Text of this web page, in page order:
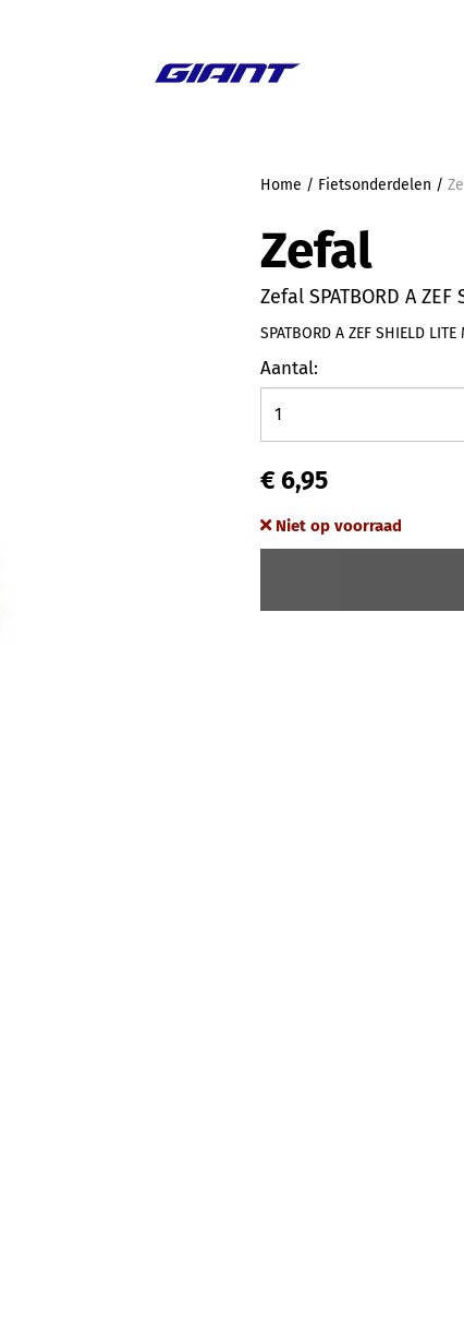
Home / Fietsonderdelen /
Zefal
Zefal SPATBORD A ZEF
SPATBORD A ZEF SHIELD LITE
Aantal:
€ 6,95
Niet op voorraad